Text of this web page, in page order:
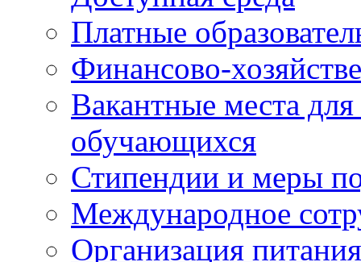
Платные
Финансово-
Вакантные места
обучающихся
Стипендии и меры
Международное
Организация